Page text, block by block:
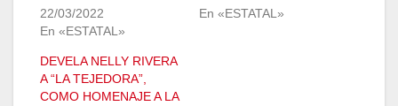
22/03/2022
En «ESTATAL»
En «ESTATAL»
DEVELA NELLY RIVERA
A “LA TEJEDORA”,
COMO HOMENAJE A LA